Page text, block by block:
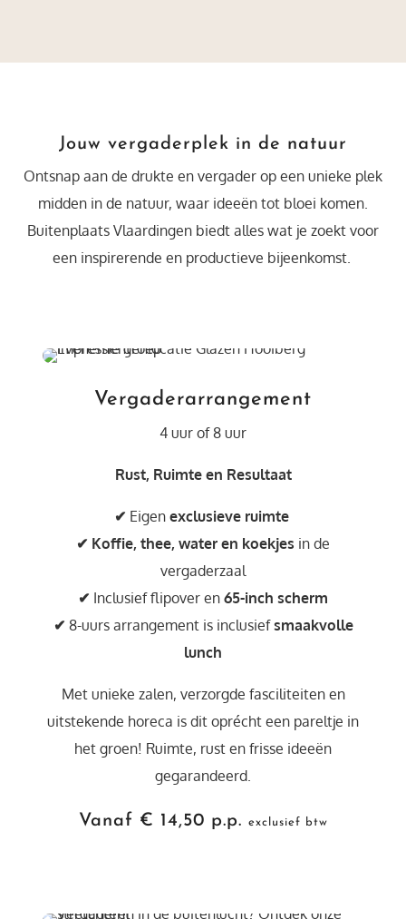
Jouw vergaderplek in de natuur
Ontsnap aan de drukte en vergader op een unieke plek
midden in de natuur, waar ideeën tot bloei komen.
Buitenplaats Vlaardingen biedt alles wat je zoekt voor
een inspirerende en productieve bijeenkomst.
Vergaderarrangement
4 uur of 8 uur
Rust, Ruimte en Resultaat
✔ Eigen exclusieve ruimte
✔ Koffie, thee, water en koekjes in de
vergaderzaal
✔ Inclusief flipover en 65-inch scherm
✔ 8-uurs arrangement is inclusiefsmaakvolle
lunch
Met unieke zalen, verzorgde fasciliteiten en
uitstekende horeca is dit oprécht een pareltje in
het groen! Ruimte, rust en frisse ideeën
gegarandeerd.
Vanaf € 14,50 p.p. exclusief btw